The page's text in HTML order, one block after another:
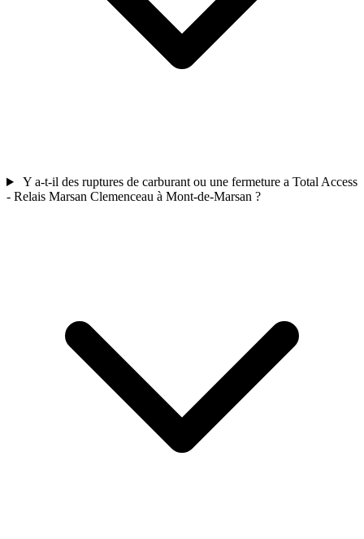
Y a-t-il des ruptures de carburant ou une fermeture a Total Access
- Relais Marsan Clemenceau à Mont-de-Marsan ?